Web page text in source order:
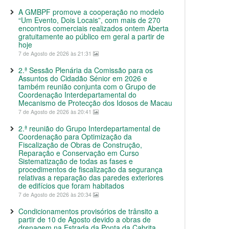
A GMBPF promove a cooperação no modelo
“Um Evento, Dois Locais”, com mais de 270
encontros comerciais realizados ontem Aberta
gratuitamente ao público em geral a partir de
hoje
7 de Agosto de 2026 às 21:31
2.ª Sessão Plenária da Comissão para os
Assuntos do Cidadão Sénior em 2026 e
também reunião conjunta com o Grupo de
Coordenação Interdepartamental do
Mecanismo de Protecção dos Idosos de Macau
7 de Agosto de 2026 às 20:41
2.ª reunião do Grupo Interdepartamental de
Coordenação para Optimização da
Fiscalização de Obras de Construção,
Reparação e Conservação em Curso
Sistematização de todas as fases e
procedimentos de fiscalização da segurança
relativas a reparação das paredes exteriores
de edifícios que foram habitados
7 de Agosto de 2026 às 20:34
Condicionamentos provisórios de trânsito a
partir de 10 de Agosto devido a obras de